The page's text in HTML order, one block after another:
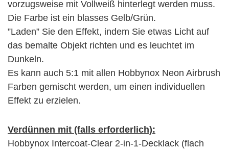
vorzugsweise mit Vollweiß hinterlegt werden muss.
Die Farbe ist ein blasses Gelb/Grün.
”Laden” Sie den Effekt, indem Sie etwas Licht auf
das bemalte Objekt richten und es leuchtet im
Dunkeln.
Es kann auch 5:1 mit allen Hobbynox Neon Airbrush
Farben gemischt werden, um einen individuellen
Effekt zu erzielen.
Verdünnen mit (falls erforderlich):
Hobbynox Intercoat-Clear 2-in-1-Decklack (flach